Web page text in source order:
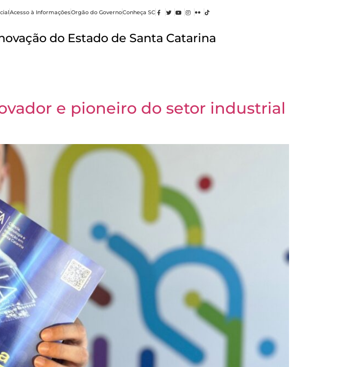
Acesso à InformaçõesOrgão do GovernoConheça SC
do Estado de Santa Catarina
e pioneiro do setor industrial